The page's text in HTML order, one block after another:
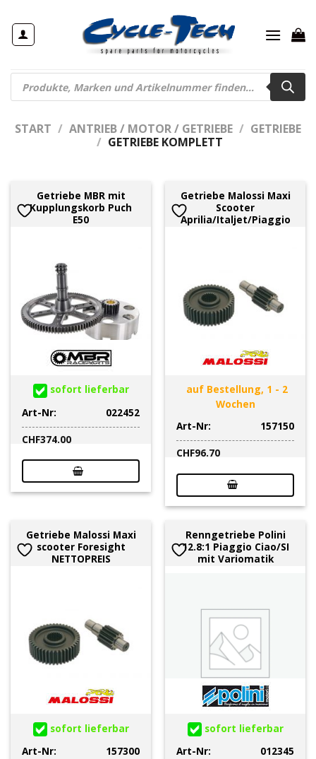
Inhalt
springen
Products
search
START / ANTRIEB / MOTOR / GETRIEBE / GETRIEBE
/ GETRIEBE KOMPLETT
Getriebe MBR mit
Kupplungskorb Puch
E50
sofort lieferbar
Art-Nr:
022452
CHF374.00
Getriebe Malossi Maxi
Scooter
Aprilia/Italjet/Piaggio
auf Bestellung, 1 - 2
Wochen
Art-Nr:
157150
CHF96.70
Getriebe Malossi Maxi
scooter Foresight
NETTOPREIS
sofort lieferbar
Art-Nr:
157300
Renngetriebe Polini
12.8:1 Piaggio Ciao/SI
mit Variomatik
sofort lieferbar
Art-Nr:
012345